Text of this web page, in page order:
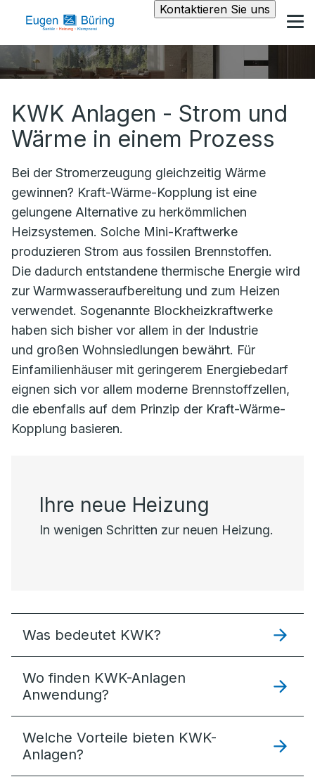
Kontaktieren Sie uns
KWK Anlagen - Strom und
Wärme in einem Prozess
Bei der Stromerzeugung gleichzeitig Wärme
gewinnen? Kraft-Wärme-Kopplung ist eine
gelungene Alternative zu herkömmlichen
Heizsystemen. Solche Mini-Kraftwerke
produzieren Strom aus fossilen Brennstoffen.
Die dadurch entstandene thermische Energie wird
zur Warmwasseraufbereitung und zum Heizen
verwendet. Sogenannte Blockheizkraftwerke
haben sich bisher vor allem in der Industrie
und großen Wohnsiedlungen bewährt. Für
Einfamilienhäuser mit geringerem Energiebedarf
eignen sich vor allem moderne Brennstoffzellen,
die ebenfalls auf dem Prinzip der Kraft-Wärme-
Kopplung basieren.
Ihre neue Heizung
In wenigen Schritten zur neuen Heizung.
Was bedeutet KWK?
Wo finden KWK-Anlagen
Anwendung?
Welche Vorteile bieten KWK-
Anlagen?